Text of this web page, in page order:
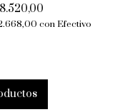
con Efectivo